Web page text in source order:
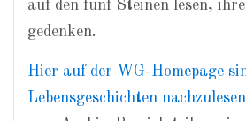
auf den fünf Steinen lesen,
gedenken.
Hier auf der WG-Homepage
Lebensgeschichten